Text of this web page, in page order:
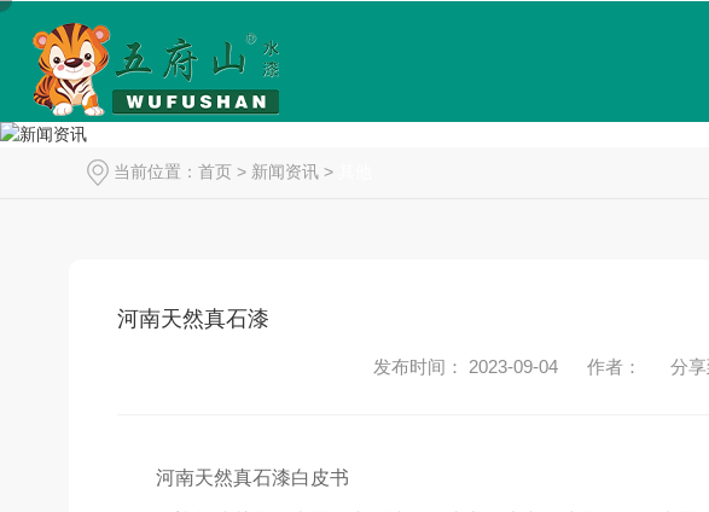
当前位置： 首页 > 新闻资讯 >
河南天然真石漆
发布时间： 2023-09-04 作者： 分享
河南天然真石漆白皮书